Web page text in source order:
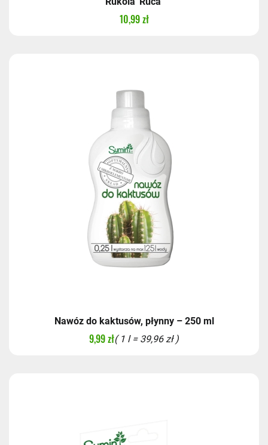
10,99 zł
Nawóz do kaktusów, płynny – 250 ml
9,99 zł( 1 l = 39,96 zł )